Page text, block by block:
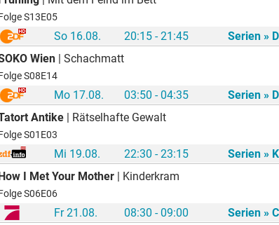
S13E05
So 16.08. 20:15 - 21:45 Serien »
Wien | Schachmatt
S08E14
Mo 17.08. 03:50 - 04:35 Serien »
Antike | Rätselhafte Gewalt
S01E03
Mi 19.08. 22:30 - 23:15 Serien »
I Met Your Mother | Kinderkram
S06E06
Fr 21.08. 08:30 - 09:00 Serien »